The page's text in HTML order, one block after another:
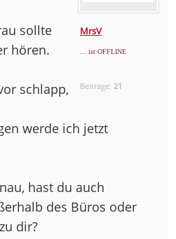
MrsV
... ist OFFLINE
Beiträge: 21
sollte
hören.
schlapp,
werde ich jetzt
hast du auch
des Büros oder
dir?